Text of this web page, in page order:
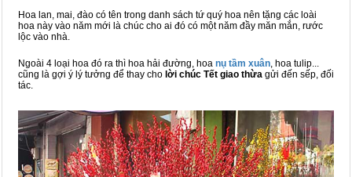
Hoa lan, mai, đào có tên trong danh sách tứ quý hoa nên tặng các loài
hoa này vào năm mới là chúc cho ai đó có một năm đầy măn mắn, rước
lộc vào nhà.
Ngoài 4 loại hoa đó ra thì hoa hải đường, hoa nụ tầm xuân, hoa tulip...
cũng là gợi ý lý tưởng để thay cho lời chúc Tết giao thừa gửi đến sếp, đối
tác.